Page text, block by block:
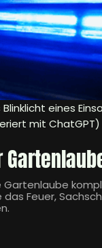
eines
mit ChatGPT)
Gartenlaube
Feuer,